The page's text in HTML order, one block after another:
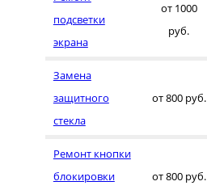
подсветки
экрана
от 1000
руб.
Замена
защитного
стекла
от 800 руб.
Ремонт кнопки
блокировки
от 800 руб.